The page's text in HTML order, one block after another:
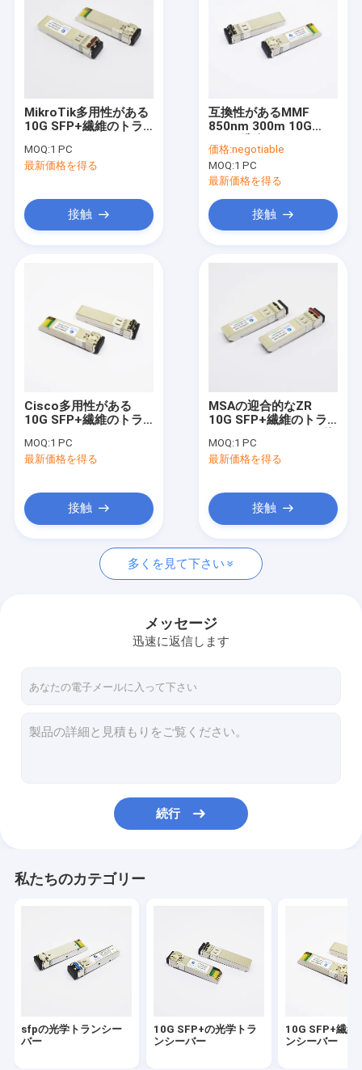
私達について
引用を要求しなさい
sfpの光学トランシーバー
10G SFP+の光学トランシーバー
25G SFP28のトランシーバー
40G QSFP+のトランシーバー
直接付加ケーブル
MikroTik多用性がある
10G SFP+繊維のトラ
1270nm 10km
MOQ:1 PC
最新価格を得る
接触
互換性があるMMF
850nm 300m 10G
バーのトランシーバー
華為技術
価格:negotiable
MOQ:1 PC
最新価格を得る
接触
Cisco多用性がある
10G SFP+繊維のトラ
300m多モード繊維
MOQ:1 PC
最新価格を得る
接触
MSAの迎合的なZR
10G SFP+繊維のトラ
一モード繊維
MOQ:1 PC
最新価格を得る
接触
多くを見て下さい
メッセージ
迅速に返信します
続行
私たちのカテゴリー
sfpの光学トランシー
バー
10G SFP+の光学トラ
ンシーバー
10G SFP+繊維
ンシーバー